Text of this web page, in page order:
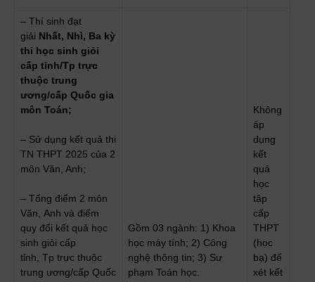
– Thí sinh đạt
giải Nhất, Nhì, Ba kỳ
thi học sinh giỏi
cấp tỉnh/Tp trực
thuộc trung
ương/cấp Quốc gia
môn Toán;
– Sử dụng kết quả thi
TN THPT 2025 của 2
môn Văn, Anh;
– Tổng điểm 2 môn
Văn, Anh và điểm
quy đổi kết quả học
sinh giỏi cấp
tỉnh, Tp trực thuộc
trung ương/cấp Quốc
Gồm 03 ngành: 1) Khoa
học máy tính; 2) Công
nghệ thông tin; 3) Sư
phạm Toán học.
Không
áp
dụng
kết
quả
học
tập
cấp
THPT
(học
bạ) để
xét kết